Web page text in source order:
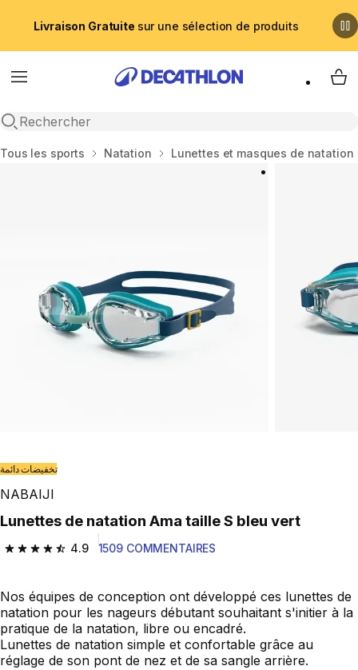
Livraison Gratuite sur une sélection de produits
Menu
Recherche ouverte
My
Accueil
Tous les sports Natation Lunettes et masques de natation
تخفيضات دائمة
NABAIJI
Lunettes de natation Ama taille S bleu vert
4.9
4.9 out of 5 stars from 1509 reviews
1509 COMMENTAIRES
Nos équipes de conception ont développé ces lunettes de
natation pour les nageurs débutant souhaitant s'initier à la
pratique de la natation, libre ou encadré.
Lunettes de natation simple et confortable grâce au
réglage de son pont de nez et de sa sangle arrière.